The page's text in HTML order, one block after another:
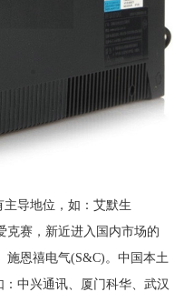
导地位，如：艾默生
克赛，新近进入国内市场的
施恩禧电气(S&C)。中国本土
中兴通讯、厦门科华、武汉